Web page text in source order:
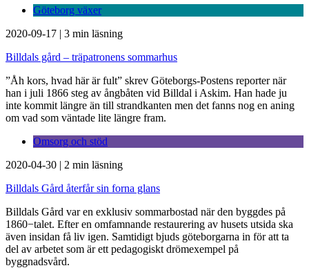
Göteborg växer
2020-09-17 | 3 min läsning
Billdals gård – träpatronens sommarhus
”Åh kors, hvad här är fult” skrev Göteborgs-Postens reporter när
han i juli 1866 steg av ångbåten vid Billdal i Askim. Han hade ju
inte kommit längre än till strandkanten men det fanns nog en aning
om vad som väntade lite längre fram.
Omsorg och stöd
2020-04-30 | 2 min läsning
Billdals Gård återfår sin forna glans
Billdals Gård var en exklusiv sommarbostad när den byggdes på
1860−talet. Efter en omfamnande restaurering av husets utsida ska
även insidan få liv igen. Samtidigt bjuds göteborgarna in för att ta
del av arbetet som är ett pedagogiskt drömexempel på
byggnadsvård.